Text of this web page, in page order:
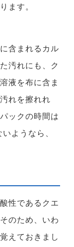
ます。
含まれるカル
汚れにも、ク
液を布に含ま
れを擦れれ
ックの時間は
ようなら、
性であるクエ
のため、いわ
えておきまし